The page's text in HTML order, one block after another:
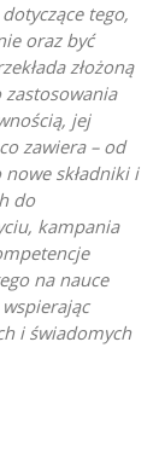
tego,
oraz być
złożoną
zastosowania
jej
zawiera – od
składniki i
do
kampania
na nauce
i świadomych